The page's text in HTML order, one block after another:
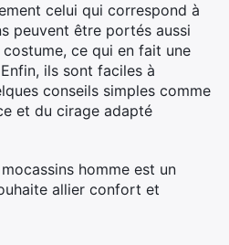
celui qui correspond à
peuvent être portés aussi
costume, ce qui en fait une
ils sont faciles à
conseils simples comme
et du cirage adapté
homme est un
allier confort et